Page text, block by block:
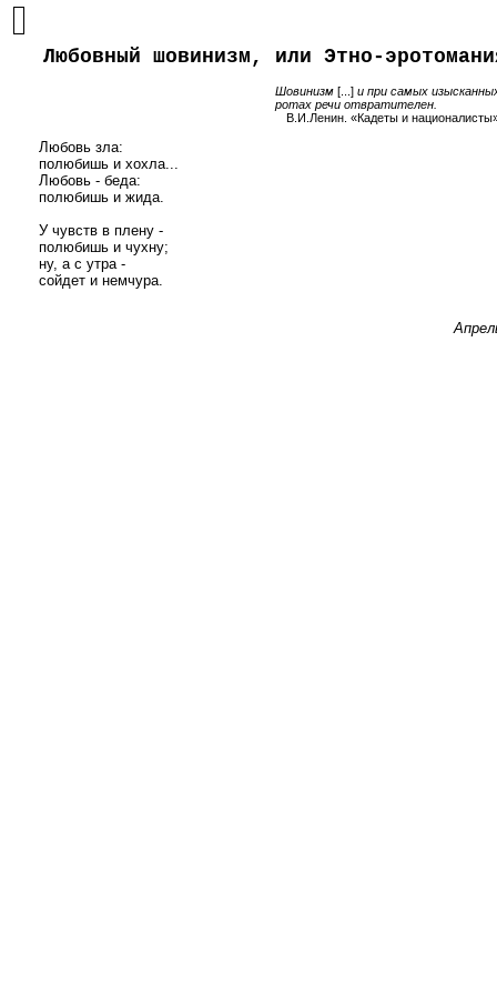
Любовный шовинизм, или Этно-
Шовинизм [...] и при самых
ро­тах речи отвратителен.
В.И.Ленин. «Кадеты и
      Любовь зла:
      полюбишь и хохла...
      Любовь - беда:
      полюбишь и жида.
      У чувств в плену -
      полюбишь и чухну;
      ну, а с утра -
      сойдет и немчура.